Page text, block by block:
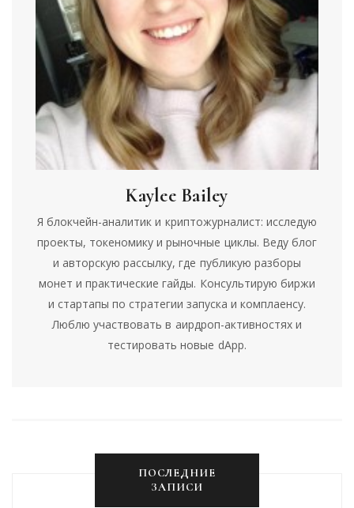
Kaylee Bailey
Я блокчейн-аналитик и криптожурналист: исследую
проекты, токеномику и рыночные циклы. Веду блог
и авторскую рассылку, где публикую разборы
монет и практические гайды. Консультирую биржи
и стартапы по стратегии запуска и комплаенсу.
Люблю участвовать в аирдроп-активностях и
тестировать новые dApp.
ПОСЛЕДНИЕ
ЗАПИСИ